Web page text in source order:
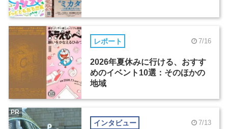
レポート 7/16
2026年夏休みに行ける、おすす
めのイベント10選：そのほかの
地域
インタビュー 7/13
PR